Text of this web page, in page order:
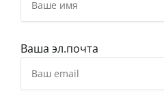
Ваша эл.почта